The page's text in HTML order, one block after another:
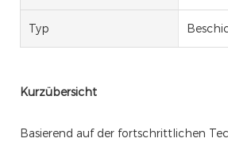
Typ
Kurzübersicht
Basierend auf der fortschrittlichen